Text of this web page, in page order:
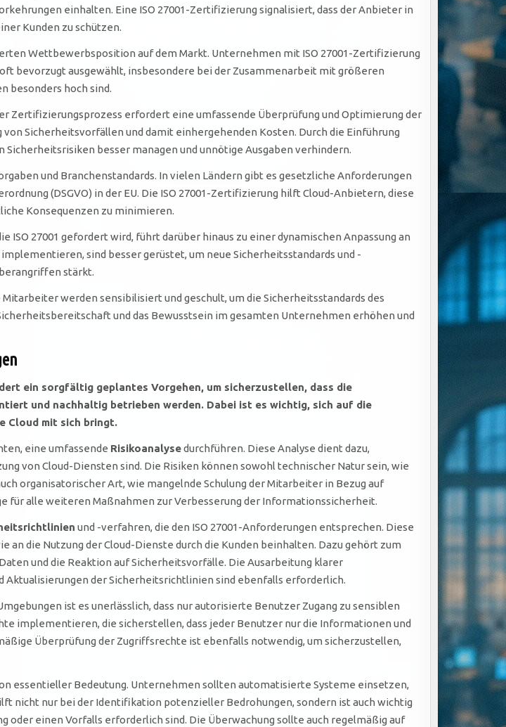
einhalten. Eine ISO 27001-Zertifizierung signalisiert, dass der Anbieter in
Kunden zu schützen.
Wettbewerbsposition auf dem Markt. Unternehmen mit ISO 27001-Zertifizierung
bevorzugt ausgewählt, insbesondere bei der Zusammenarbeit mit größeren
besonders hoch sind.
Zertifizierungsprozess erfordert eine umfassende Überprüfung und Optimierung der
Sicherheitsvorfällen und damit einhergehenden Kosten. Durch die Einführung
besser managen und unnötige Ausgaben verhindern.
und Branchenstandards. In vielen Ländern gibt es gesetzliche Anforderungen
(DSGVO) in der EU. Die ISO 27001-Zertifizierung hilft Cloud-Anbietern, diese
Konsequenzen zu minimieren.
27001 gefordert wird, führt darüber hinaus zu einer dynamischen Anpassung an
sind besser gerüstet, um neue Sicherheitsstandards und -
stärkt.
werden sensibilisiert und geschult, um die Sicherheitsstandards des
und das Bewusstsein im gesamten Unternehmen erhöhen und
ein sorgfältig geplantes Vorgehen, um sicherzustellen, dass die
und nachhaltig betrieben werden. Dabei ist es wichtig, sich auf die
Cloud mit sich bringt.
eine umfassende Risikoanalysedurchführen. Diese Analyse dient dazu,
von Cloud-Diensten sind. Die Risiken können sowohl technischer Natur sein, wie
organisatorischer Art, wie mangelnde Schulung der Mitarbeiter in Bezug auf
für alle weiteren Maßnahmen zur Verbesserung der Informationssicherheit.
und -verfahren, die den ISO 27001-Anforderungen entsprechen. Diese
die Nutzung der Cloud-Dienste durch die Kunden beinhalten. Dazu gehört zum
und die Reaktion auf Sicherheitsvorfälle. Die Ausarbeitung klarer
der Sicherheitsrichtlinien sind ebenfalls erforderlich.
ist es unerlässlich, dass nur autorisierte Benutzer Zugang zu sensiblen
implementieren, die sicherstellen, dass jeder Benutzer nur die Informationen und
Überprüfung der Zugriffsrechte ist ebenfalls notwendig, um sicherzustellen,
essentieller Bedeutung. Unternehmen sollten automatisierte Systeme einsetzen,
nicht nur bei der Identifikation potenzieller Bedrohungen, sondern ist auch wichtig
oder einen Vorfalls erforderlich sind. Die Überwachung sollte auch regelmäßig auf